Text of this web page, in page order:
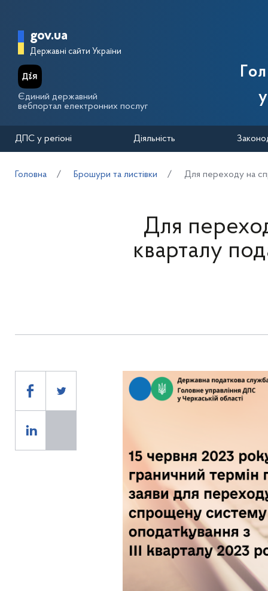
Головна сторінка Державної
gov.ua
Державні сайти України
Єдиний державний
вебпортал електронних послуг
ДПС у регіоні Діяльність
Головна Брошури та листівки Для переходу на
Для
кварталу